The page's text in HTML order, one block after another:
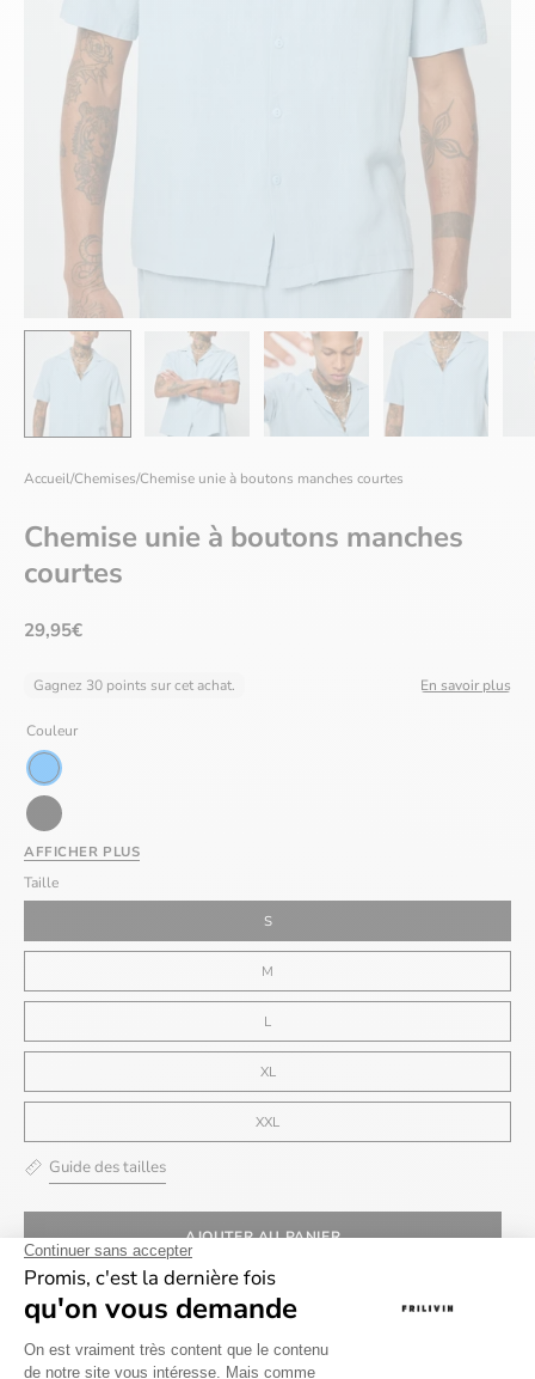
Accueil/Chemises/Chemise unie à boutons manches courtes
Chemise unie à boutons manches
courtes
29,95€
Gagnez 30 points sur cet achat. En savoir plus
Taille
S
M
L
XL
XXL
Couleur
Bleu
Noir
Vert
AFFICHER PLUS
Guide des tailles
AJOUTER AU PANIER
Livraison gratuite à partir
Délai de livraison entre 2